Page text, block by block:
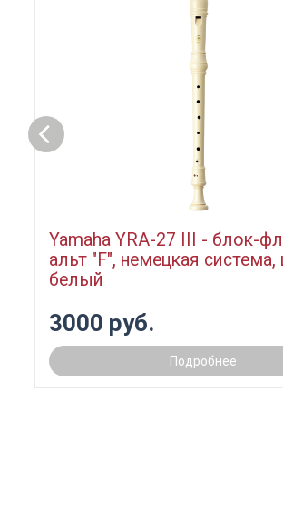
Yamaha YRA-27 III - блок-
альт "F", немецкая система,
белый
3000 руб.
Подробнее